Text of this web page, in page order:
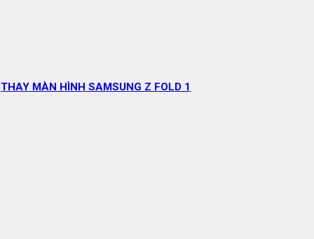
THAY MÀN HÌNH SAMSUNG Z FOLD 1